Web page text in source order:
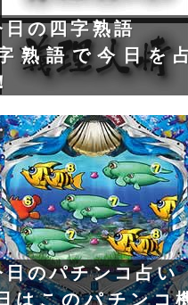
日の四字熟語
熟語で今日を
日のパチンコ占い
はこのパチンコ